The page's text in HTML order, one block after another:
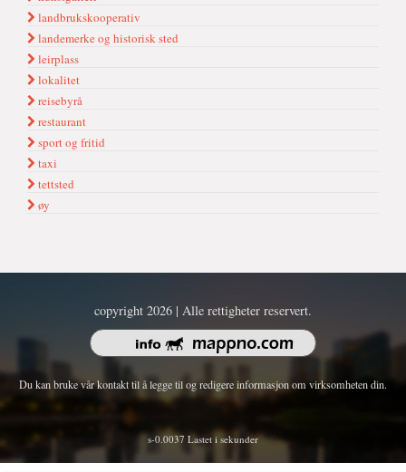
landbrukskooperativ
landemerke og historisk sted
leirplass
lokalitet
reisebyrå
restaurant
sport og fritid
taxi
tettsted
øy
copyright 2026 | Alle rettigheter reservert.
Du kan bruke vår kontakt til å legge til og redigere informasjon om virksomheten din.
s-0.0037 Lastet i sekunder